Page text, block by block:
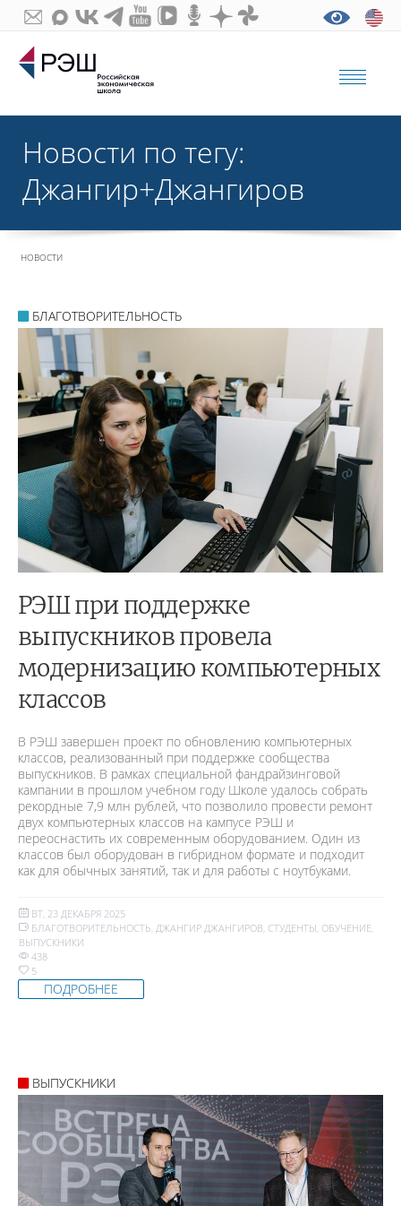
Новости по тегу:
Джангир+Джангиров
НОВОСТИ
БЛАГОТВОРИТЕЛЬНОСТЬ
РЭШ при поддержке
выпускников провела
модернизацию компьютерных
классов
В РЭШ завершен проект по обновлению компьютерных
классов, реализованный при поддержке сообщества
выпускников. В рамках специальной фандрайзинговой
кампании в прошлом учебном году Школе удалось собрать
рекордные 7,9 млн рублей, что позволило провести ремонт
двух компьютерных классов на кампусе РЭШ и
переоснастить их современным оборудованием. Один из
классов был оборудован в гибридном формате и подходит
как для обычных занятий, так и для работы с ноутбуками.
ВТ, 23 ДЕКАБРЯ 2025
БЛАГОТВОРИТЕЛЬНОСТЬ, ДЖАНГИР ДЖАНГИРОВ, СТУДЕНТЫ, ОБУЧЕНИЕ,
ВЫПУСКНИКИ
438
5
ПОДРОБНЕЕ
ВЫПУСКНИКИ